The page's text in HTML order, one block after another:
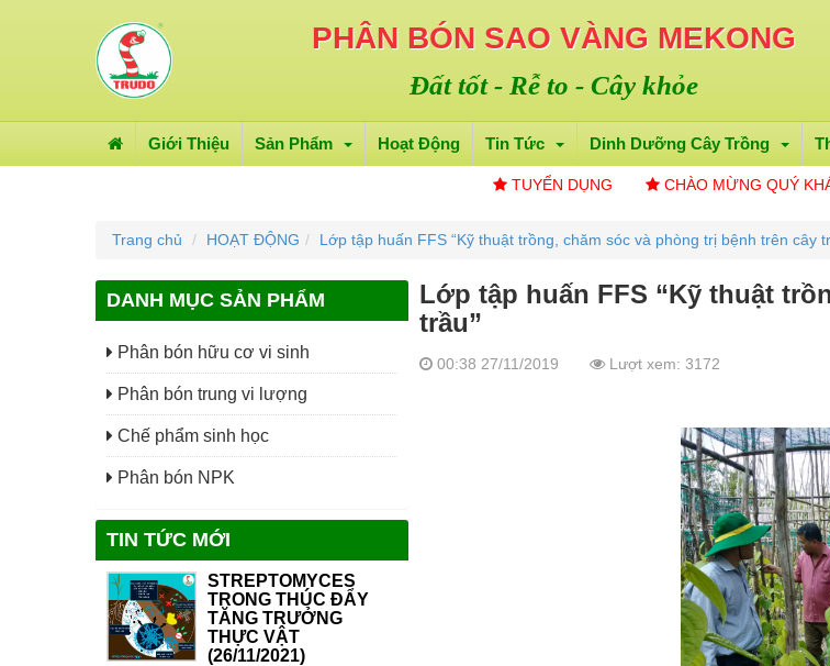
PHÂN BÓN SAO VÀNG MEKONG
Đất tốt - Rễ to - Cây khỏe
Giới Thiệu Sản Phẩm Hoạt Động Tin Tức Dinh Dưỡng Cây Trồng
CHÀO MỪNG QUÝ KHÁCH ĐẾN VỚI SAO
Trang chủ HOẠT ĐỘNG Lớp tập huấn FFS “Kỹ thuật trồng, chăm sóc và phòng trị bệnh trên cây
Lớp tập huấn FFS “Kỹ thuật
trầu”
00:38 27/11/2019 Lượt xem: 3172
DANH MỤC SẢN PHẨM
Phân bón hữu cơ vi sinh
Phân bón trung vi lượng
Chế phẩm sinh học
Phân bón NPK
TIN TỨC MỚI
STREPTOMYCES
TRONG THÚC ĐẨY
TĂNG TRƯỞNG
THỰC VẬT
(26/11/2021)